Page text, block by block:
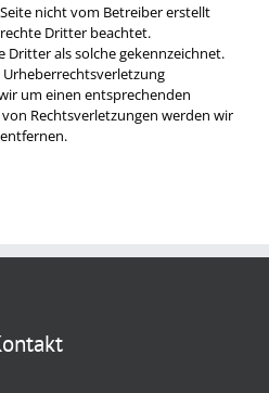
nicht vom Betreiber erstellt
Dritter beachtet.
als solche gekennzeichnet.
um einen entsprechenden
Rechtsverletzungen werden wir